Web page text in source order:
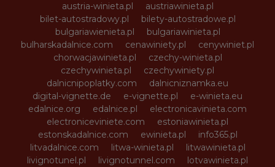
austria-winieta.pl
austriawinieta.pl
bilet-autostradowy.pl
bilety-autostradowe.pl
bulgariawienieta.pl
bulgariawinieta.pl
bulharskadalnice.com
cenawiniety.pl
cenywiniet.pl
chorwacjawinieta.pl
czechy-winieta.pl
czechywinieta.pl
czechywiniety.pl
dalnicnipoplatky.com
dalnicniznamka.eu
digital-vignette.de
e-vignette.pl
e-winieta.eu
edalnice.org
edalnice.pl
electronicavinieta.com
electroniceviniete.com
estoniawinieta.pl
estonskadalnice.com
ewinieta.pl
info365.pl
litvadalnice.com
litwa-winieta.pl
litwawinieta.pl
livignotunel.pl
livignotunnel.com
lotvawinieta.pl